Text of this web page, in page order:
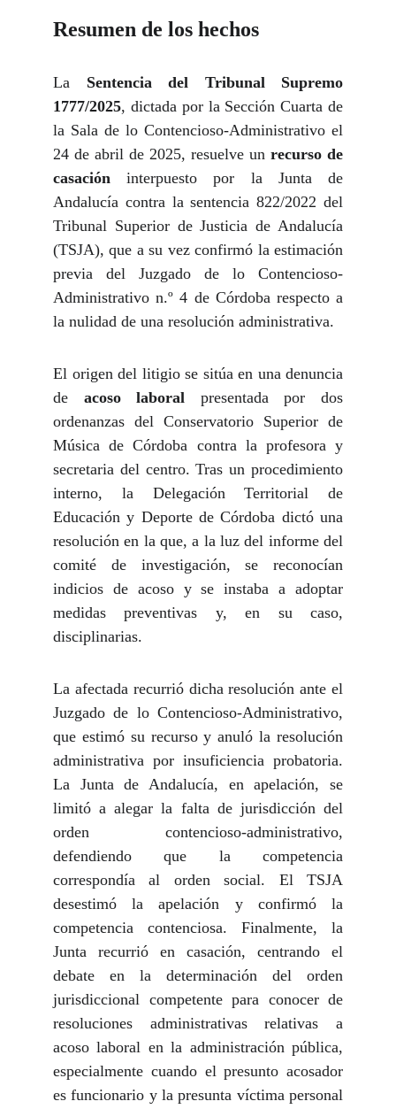
Resumen de los hechos
La Sentencia del Tribunal Supremo
1777/2025, dictada por la Sección Cuarta de
la Sala de lo Contencioso-Administrativo el
24 de abril de 2025, resuelve un recurso de
casación interpuesto por la Junta de
Andalucía contra la sentencia 822/2022 del
Tribunal Superior de Justicia de Andalucía
(TSJA), que a su vez confirmó la estimación
previa del Juzgado de lo Contencioso-
Administrativo n.º 4 de Córdoba respecto a
la nulidad de una resolución administrativa.
El origen del litigio se sitúa en una denuncia
de acoso laboral presentada por dos
ordenanzas del Conservatorio Superior de
Música de Córdoba contra la profesora y
secretaria del centro. Tras un procedimiento
interno, la Delegación Territorial de
Educación y Deporte de Córdoba dictó una
resolución en la que, a la luz del informe del
comité de investigación, se reconocían
indicios de acoso y se instaba a adoptar
medidas preventivas y, en su caso,
disciplinarias.
La afectada recurrió dicha resolución ante el
Juzgado de lo Contencioso-Administrativo,
que estimó su recurso y anuló la resolución
administrativa por insuficiencia probatoria.
La Junta de Andalucía, en apelación, se
limitó a alegar la falta de jurisdicción del
orden contencioso-administrativo,
defendiendo que la competencia
correspondía al orden social. El TSJA
desestimó la apelación y confirmó la
competencia contenciosa. Finalmente, la
Junta recurrió en casación, centrando el
debate en la determinación del orden
jurisdiccional competente para conocer de
resoluciones administrativas relativas a
acoso laboral en la administración pública,
especialmente cuando el presunto acosador
es funcionario y la presunta víctima personal